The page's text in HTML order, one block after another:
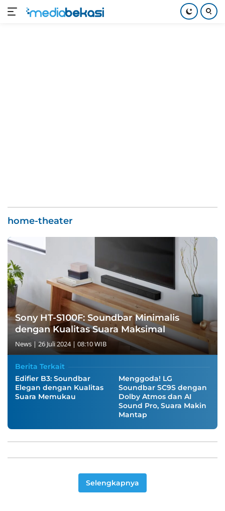
home-theater
Sony HT-S100F: Soundbar Minimalis
dengan Kualitas Suara Maksimal
News | 26 Juli 2024 | 08:10 WIB
Berita Terkait
Edifier B3: Soundbar
Elegan dengan Kualitas
Suara Memukau
Menggoda! LG
Soundbar SC9S dengan
Dolby Atmos dan AI
Sound Pro, Suara Makin
Mantap
Selengkapnya